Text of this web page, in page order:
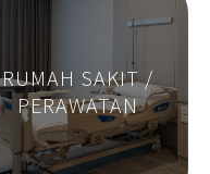
RUMAH SAKIT /
PERAWATAN